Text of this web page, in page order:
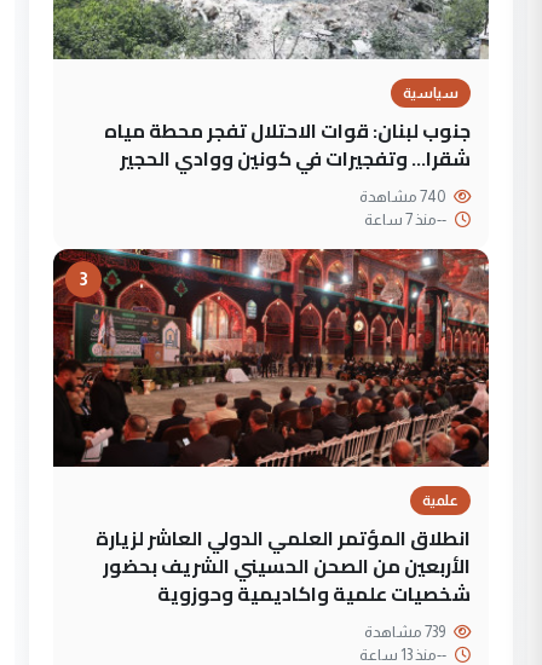
سياسية
جنوب لبنان: قوات الاحتلال تفجر محطة مياه
شقرا… وتفجيرات في كونين ووادي الحجير
--منذ 7 ساعة
3
علمية
انطلاق المؤتمر العلمي الدولي العاشر لزيارة
الأربعين من الصحن الحسيني الشريف بحضور
شخصيات علمية واكاديمية وحوزوية
--منذ 13 ساعة